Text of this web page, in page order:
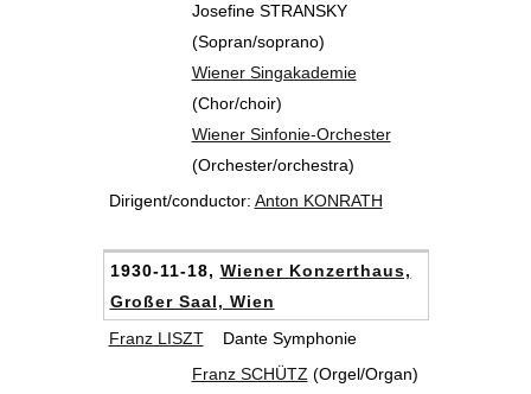
Josefine STRANSKY
(Sopran/soprano)
Wiener Singakademie
(Chor/choir)
Wiener Sinfonie-Orchester
(Orchester/orchestra)
Dirigent/conductor: Anton KONRATH
1930-11-18, Wiener Konzerthaus,
Großer Saal, Wien
Franz LISZT
Dante Symphonie
Franz SCHÜTZ (Orgel/Organ)